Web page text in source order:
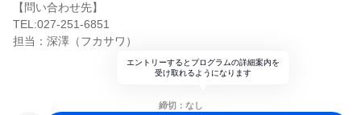
【問い合わせ先】
TEL:027-251-6851
担当：深澤（フカサワ）
エントリーするとプログラムの詳細案内を
受け取れるようになります
締切：なし